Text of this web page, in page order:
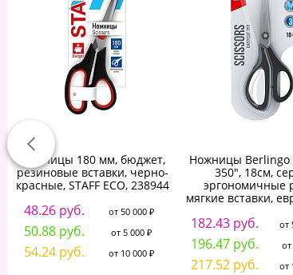
Ножницы 180 мм, бюджет,
резиновые вставки, черно-
красные, STAFF ECO, 238944
48.26 руб. от 50 000 ₽
50.88 руб. от 5 000 ₽
54.24 руб. от 10 000 ₽
Ножницы Berlingo
350", 18см,
эргономичные
мягкие вставки,
182.43 руб. от
196.47 руб.
217.52 руб. от